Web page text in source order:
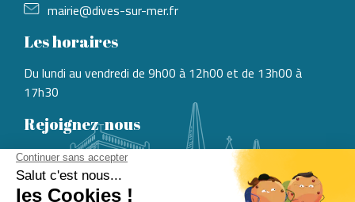
mairie@dives-sur-mer.fr
Les horaires
Du lundi au vendredi de 9h00 à 12h00 et de 13h00 à
17h30
Rejoignez-nous
CONSULTER LES OFFRES